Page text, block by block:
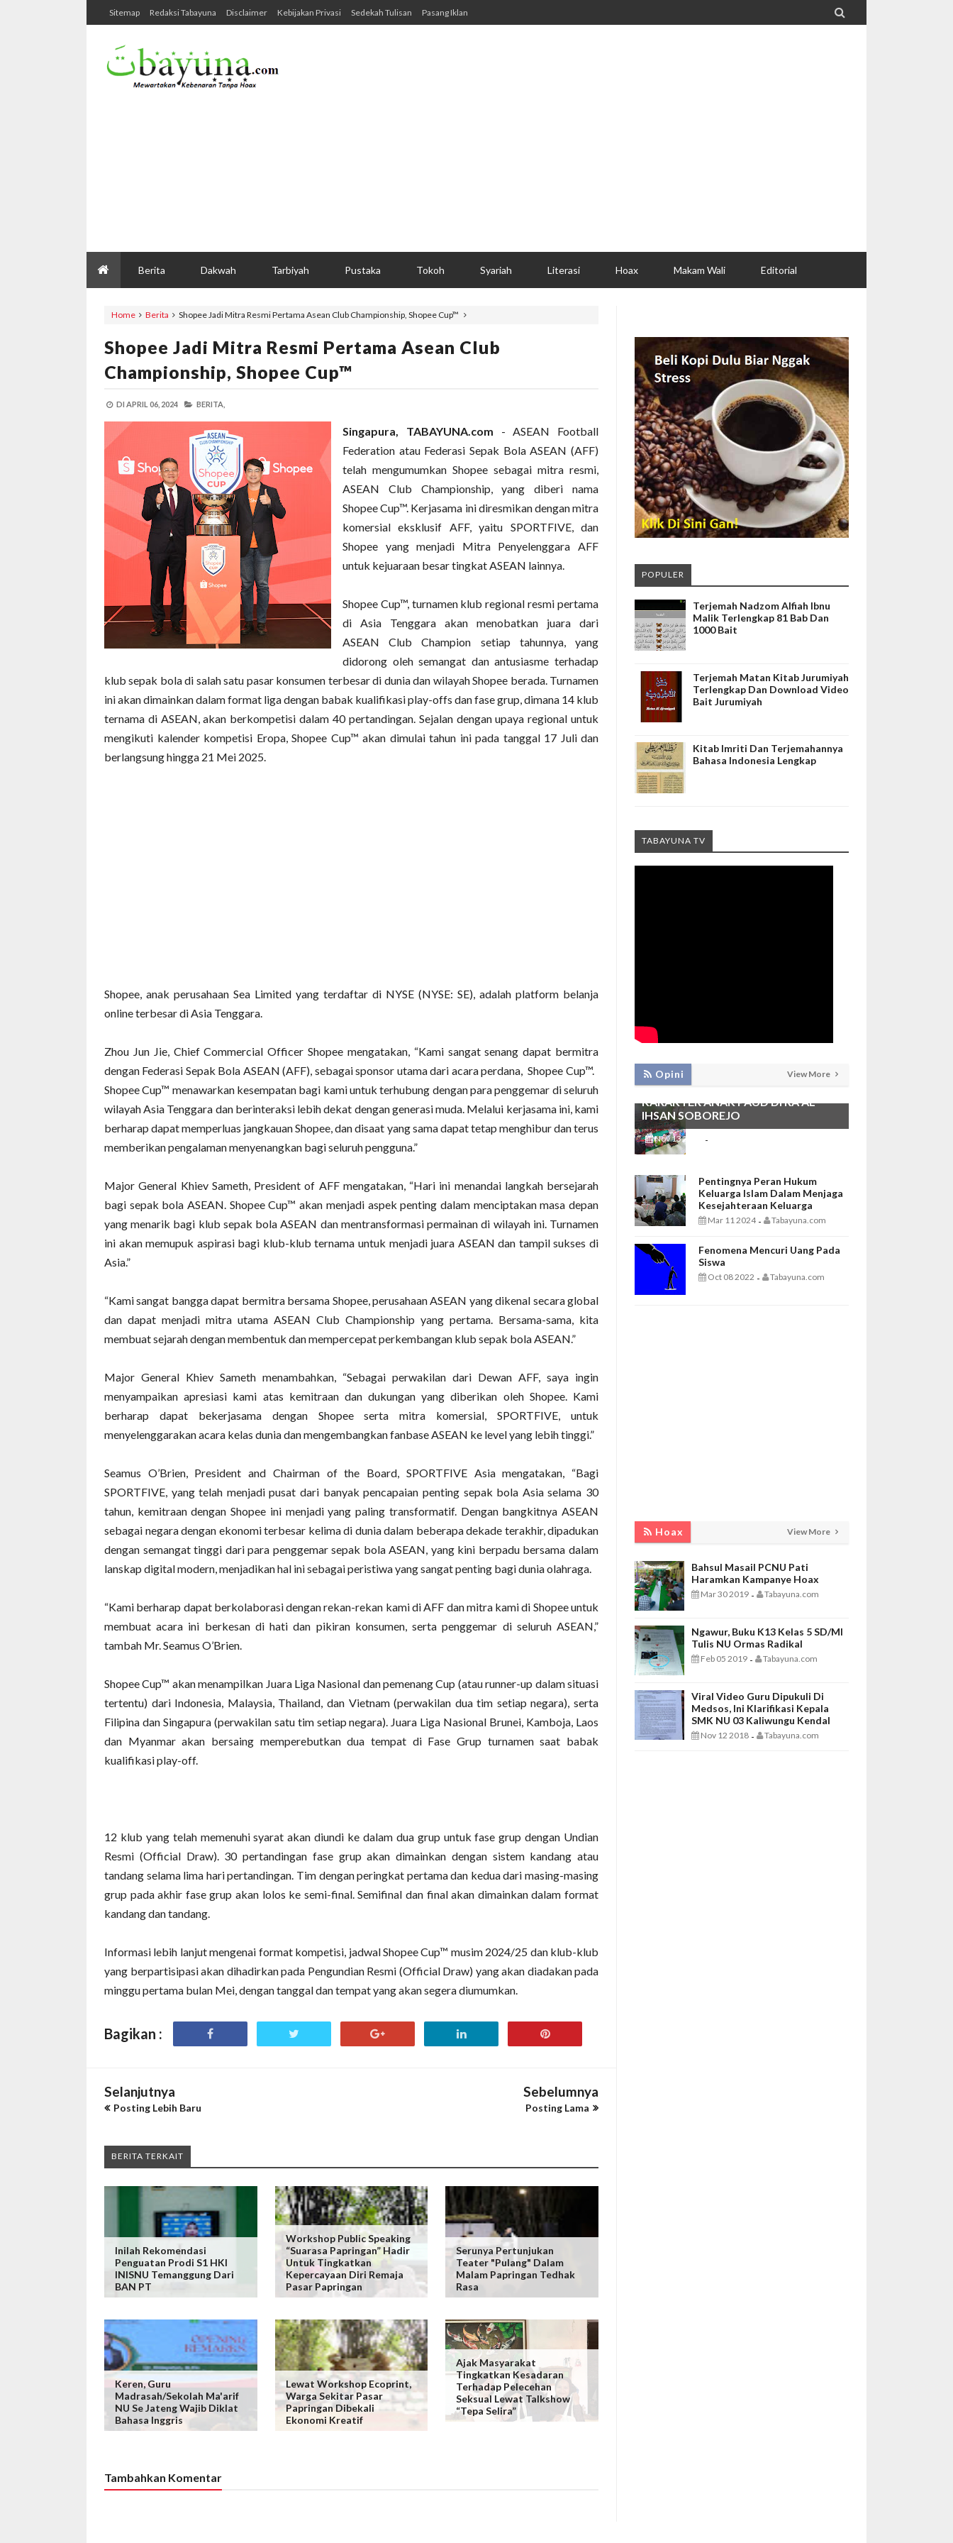
Sitemap Redaksi Tabayuna Disclaimer Kebijakan Privasi Sedekah Tulisan Pasang Iklan 
Berita Dakwah Tarbiyah Pustaka Tokoh Syariah Literasi Hoax Makam Wali Editorial
Home Berita Shopee Jadi Mitra Resmi Pertama Asean Club Championship, Shopee Cup™
Shopee Jadi Mitra Resmi Pertama Asean Club
Championship, Shopee Cup™
DI APRIL 06, 2024 BERITA,
Singapura, TABAYUNA.com - ASEAN Football
Federation atau Federasi Sepak Bola ASEAN (AFF)
telah mengumumkan Shopee sebagai mitra resmi,
ASEAN Club Championship, yang diberi nama
Shopee Cup™. Kerjasama ini diresmikan dengan mitra
komersial eksklusif AFF, yaitu SPORTFIVE, dan
Shopee yang menjadi Mitra Penyelenggara AFF
untuk kejuaraan besar tingkat ASEAN lainnya.
Shopee Cup™, turnamen klub regional resmi pertama
di Asia Tenggara akan menobatkan juara dari
ASEAN Club Champion setiap tahunnya, yang
didorong oleh semangat dan antusiasme terhadap
klub sepak bola di salah satu pasar konsumen terbesar di dunia dan wilayah Shopee berada. Turnamen
ini akan dimainkan dalam format liga dengan babak kualifikasi play-offs dan fase grup, dimana 14 klub
ternama di ASEAN, akan berkompetisi dalam 40 pertandingan. Sejalan dengan upaya regional untuk
mengikuti kalender kompetisi Eropa, Shopee Cup™ akan dimulai tahun ini pada tanggal 17 Juli dan
berlangsung hingga 21 Mei 2025.
Shopee, anak perusahaan Sea Limited yang terdaftar di NYSE (NYSE: SE), adalah platform belanja
online terbesar di Asia Tenggara.
Zhou Jun Jie, Chief Commercial Officer Shopee mengatakan, “Kami sangat senang dapat bermitra
dengan Federasi Sepak Bola ASEAN (AFF), sebagai sponsor utama dari acara perdana, Shopee Cup™.
Shopee Cup™ menawarkan kesempatan bagi kami untuk terhubung dengan para penggemar di seluruh
wilayah Asia Tenggara dan berinteraksi lebih dekat dengan generasi muda. Melalui kerjasama ini, kami
berharap dapat memperluas jangkauan Shopee, dan disaat yang sama dapat tetap menghibur dan terus
memberikan pengalaman menyenangkan bagi seluruh pengguna.”
Major General Khiev Sameth, President of AFF mengatakan, “Hari ini menandai langkah bersejarah
bagi sepak bola ASEAN. Shopee Cup™ akan menjadi aspek penting dalam menciptakan masa depan
yang menarik bagi klub sepak bola ASEAN dan mentransformasi permainan di wilayah ini. Turnamen
ini akan memupuk aspirasi bagi klub-klub ternama untuk menjadi juara ASEAN dan tampil sukses di
Asia.”
“Kami sangat bangga dapat bermitra bersama Shopee, perusahaan ASEAN yang dikenal secara global
dan dapat menjadi mitra utama ASEAN Club Championship yang pertama. Bersama-sama, kita
membuat sejarah dengan membentuk dan mempercepat perkembangan klub sepak bola ASEAN.”
Major General Khiev Sameth menambahkan, “Sebagai perwakilan dari Dewan AFF, saya ingin
menyampaikan apresiasi kami atas kemitraan dan dukungan yang diberikan oleh Shopee. Kami
berharap dapat bekerjasama dengan Shopee serta mitra komersial, SPORTFIVE, untuk
menyelenggarakan acara kelas dunia dan mengembangkan fanbase ASEAN ke level yang lebih tinggi.”
Seamus O’Brien, President and Chairman of the Board, SPORTFIVE Asia mengatakan, “Bagi
SPORTFIVE, yang telah menjadi pusat dari banyak pencapaian penting sepak bola Asia selama 30
tahun, kemitraan dengan Shopee ini menjadi yang paling transformatif. Dengan bangkitnya ASEAN
sebagai negara dengan ekonomi terbesar kelima di dunia dalam beberapa dekade terakhir, dipadukan
dengan semangat tinggi dari para penggemar sepak bola ASEAN, yang kini berpadu bersama dalam
lanskap digital modern, menjadikan hal ini sebagai peristiwa yang sangat penting bagi dunia olahraga.
“Kami berharap dapat berkolaborasi dengan rekan-rekan kami di AFF dan mitra kami di Shopee untuk
membuat acara ini berkesan di hati dan pikiran konsumen, serta penggemar di seluruh ASEAN,”
tambah Mr. Seamus O’Brien.
Shopee Cup™ akan menampilkan Juara Liga Nasional dan pemenang Cup (atau runner-up dalam situasi
tertentu) dari Indonesia, Malaysia, Thailand, dan Vietnam (perwakilan dua tim setiap negara), serta
Filipina dan Singapura (perwakilan satu tim setiap negara). Juara Liga Nasional Brunei, Kamboja, Laos
dan Myanmar akan bersaing memperebutkan dua tempat di Fase Grup turnamen saat babak
kualifikasi play-off.
12 klub yang telah memenuhi syarat akan diundi ke dalam dua grup untuk fase grup dengan Undian
Resmi (Official Draw). 30 pertandingan fase grup akan dimainkan dengan sistem kandang atau
tandang selama lima hari pertandingan. Tim dengan peringkat pertama dan kedua dari masing-masing
grup pada akhir fase grup akan lolos ke semi-final. Semifinal dan final akan dimainkan dalam format
kandang dan tandang.
Informasi lebih lanjut mengenai format kompetisi, jadwal Shopee Cup™ musim 2024/25 dan klub-klub
yang berpartisipasi akan dihadirkan pada Pengundian Resmi (Official Draw) yang akan diadakan pada
minggu pertama bulan Mei, dengan tanggal dan tempat yang akan segera diumumkan.
Bagikan :
Selanjutnya
Posting Lebih Baru
Sebelumnya
Posting Lama
BERITA TERKAIT
Inilah Rekomendasi
Penguatan Prodi S1 HKI
INISNU Temanggung Dari
BAN PT
Workshop Public Speaking
“Suarasa Papringan” Hadir
Untuk Tingkatkan
Kepercayaan Diri Remaja
Pasar Papringan
Serunya Pertunjukan
Teater "Pulang" Dalam
Malam Papringan Tedhak
Rasa
Keren, Guru
Madrasah/Sekolah Ma'arif
NU Se Jateng Wajib Diklat
Bahasa Inggris
Lewat Workshop Ecoprint,
Warga Sekitar Pasar
Papringan Dibekali
Ekonomi Kreatif
Ajak Masyarakat
Tingkatkan Kesadaran
Terhadap Pelecehan
Seksual Lewat Talkshow
“Tepa Selira”
Tambahkan Komentar
POPULER
Terjemah Nadzom Alfiah Ibnu
Malik Terlengkap 81 Bab Dan
1000 Bait
Terjemah Matan Kitab Jurumiyah
Terlengkap Dan Download Video
Bait Jurumiyah
Kitab Imriti Dan Terjemahannya
Bahasa Indonesia Lengkap
TABAYUNA TV
Opini View More
PEMBIASAAN SHALAT DHUHA DAN
MENGAJI SEBAGAI FONDASI
KARAKTER ANAK PAUD DI RA AL
IHSAN SOBOREJO
Nov 13 2025 -
Pentingnya Peran Hukum
Keluarga Islam Dalam Menjaga
Kesejahteraan Keluarga
Mar 11 2024 - Tabayuna.com
Fenomena Mencuri Uang Pada
Siswa
Oct 08 2022 - Tabayuna.com
Hoax View More
Bahsul Masail PCNU Pati
Haramkan Kampanye Hoax
Mar 30 2019 - Tabayuna.com
Ngawur, Buku K13 Kelas 5 SD/MI
Tulis NU Ormas Radikal
Feb 05 2019 - Tabayuna.com
Viral Video Guru Dipukuli Di
Medsos, Ini Klarifikasi Kepala
SMK NU 03 Kaliwungu Kendal
Nov 12 2018 - Tabayuna.com